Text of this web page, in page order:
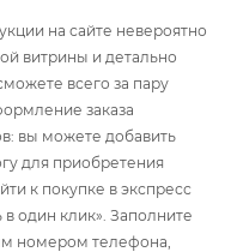
на сайте невероятно
витрины и детально
всего за пару
заказа
вы можете добавить
для приобретения
к покупке в экспресс
один клик». Заполните
номером телефона,